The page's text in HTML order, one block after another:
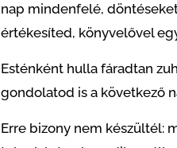
nap mindenfelé,
értékesíted, könyvelővel
Esténként hulla fáradtan
gondolatod is a következő
Erre bizony nem készültél: